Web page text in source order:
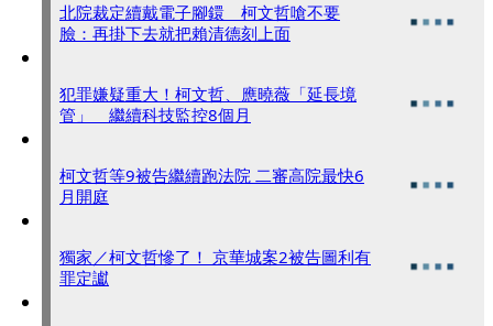
北院裁定續戴電子腳鐶 柯文哲嗆不要
臉：再掛下去就把賴清德刻上面
犯罪嫌疑重大！柯文哲、應曉薇「延長境
管」 繼續科技監控8個月
柯文哲等9被告繼續跑法院 二審高院最快6
月開庭
獨家／柯文哲慘了！ 京華城案2被告圖利有
罪定讞